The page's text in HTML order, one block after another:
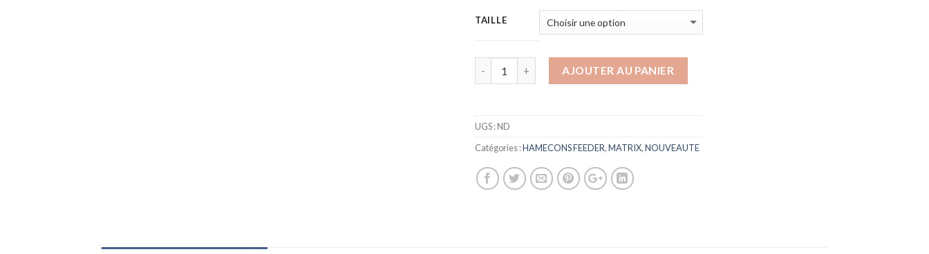
TAILLE
AJOUTER AU PANIER
UGS :ND
Catégories :HAMECONS FEEDER,MATRIX,NOUVEAUTE